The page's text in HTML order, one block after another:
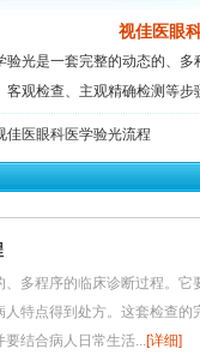
视佳医眼
验光是一套完整的动态的、
客观检查、主观精确检测等步
佳医眼科医学验光流程
、多程序的临床诊断过程。
特点得到处方。这套检查
结合病人日常生活...[详细]